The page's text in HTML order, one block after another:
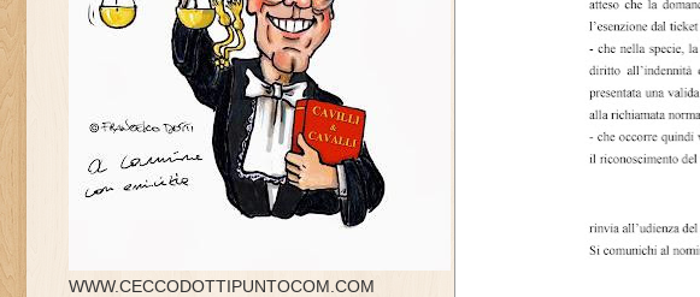
WWW.CECCODOTTIPUNTOCOM.COM